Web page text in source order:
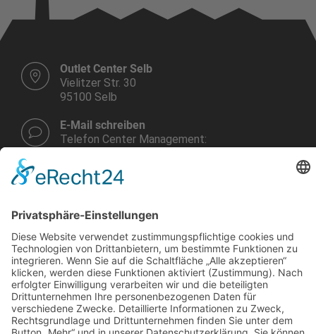
Outlet Center Selb
Vielitzer Str. 30
95100 Selb
E-Mail schreiben
Telefon Center Management:
Montag bis Samstag
Weitere Infos HIER!
Vermietung
KARRIERE
KONTAKT & ANFAHRT